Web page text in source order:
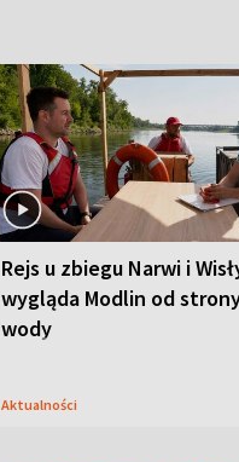
Rejs u zbiegu Narwi i
wygląda Modlin od
wody
Aktualności